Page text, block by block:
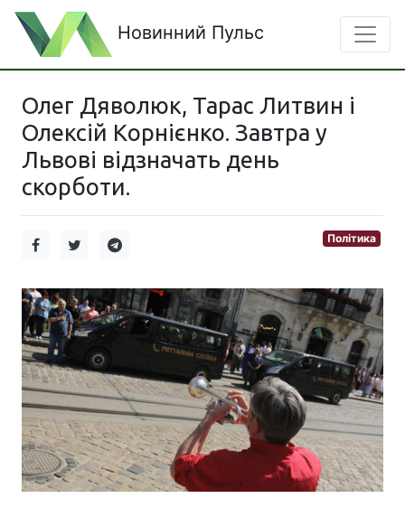
Новинний Пульс
Олег Дяволюк, Тарас Литвин і
Олексій Корнієнко. Завтра у
Львові відзначать день
скорботи.
Політика